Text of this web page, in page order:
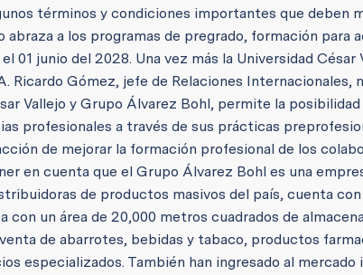
términos y condiciones importantes que deben
a los programas de pregrado, formación para
01 junio del 2028. Una vez más la Universidad César
Ricardo Gómez, jefe de Relaciones Internacionales,
Vallejo y Grupo Álvarez Bohl, permite la posibilidad
profesionales a través de sus prácticas
de mejorar la formación profesional de los
en cuenta que el Grupo Álvarez Bohl es una
de productos masivos del país, cuenta con
un área de 20,000 metros cuadrados de
de abarrotes, bebidas y tabaco, productos
especializados. También han ingresado al mercado